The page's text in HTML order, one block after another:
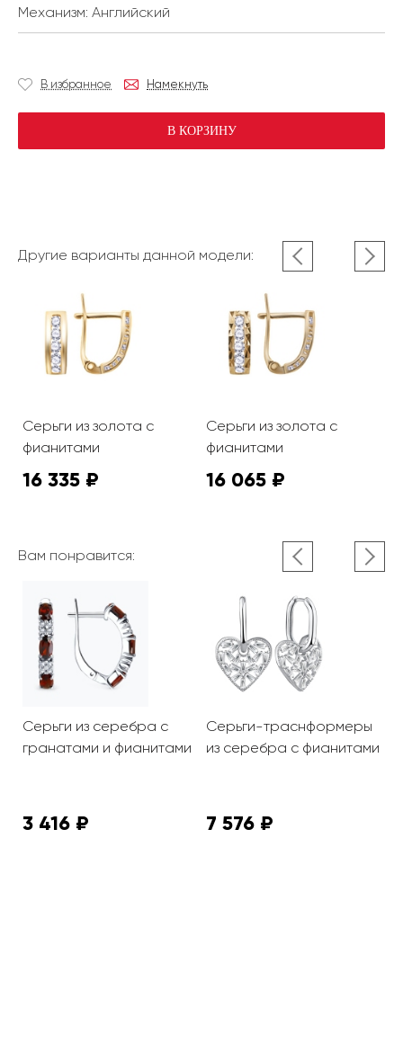
Механизм: Английский
В избранное Намекнуть
В КОРЗИНУ
Другие варианты данной модели:
Серьги из золота с
фианитами
16 335 ₽
Серьги из золота с
фианитами
16 065 ₽
Вам понравится:
Серьги из серебра с
гранатами и фианитами
3 416 ₽
Серьги-траснформеры
из серебра с фианитами
7 576 ₽